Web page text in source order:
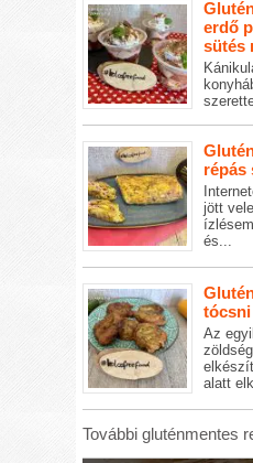
erdő
sütés
répás
jött
és...
tócsni
Az
alatt
További gluténmentes